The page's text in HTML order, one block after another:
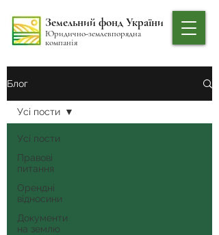
Земельний фонд України
Юридично-землевпорядна
компанія
Блог
Усі пости
Правові
питання
Орендні
відносини
Документи
на землю
Усі пости